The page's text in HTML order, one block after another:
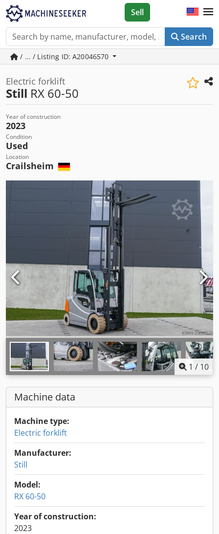
Search
Sell
/ ... / Listing ID: A20046570
Electric forklift
Still RX 60-50
Year of construction
2023
Condition
Used
Location
Crailsheim
1 / 10
Machine data
Machine type:
Electric forklift
Manufacturer:
Still
Model:
RX 60-50
Year of construction:
2023